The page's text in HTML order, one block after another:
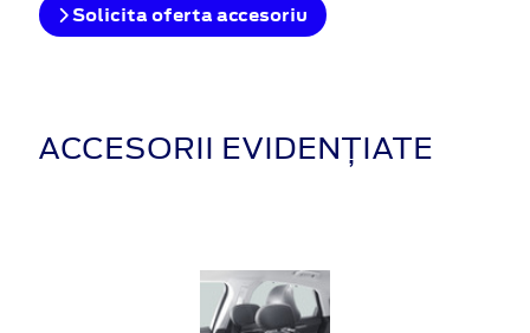
Solicita oferta accesoriu
ACCESORII EVIDENȚIATE